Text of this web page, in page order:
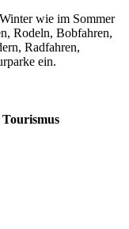
wie im Sommer
Rodeln, Bobfahren,
Radfahren,
ein.